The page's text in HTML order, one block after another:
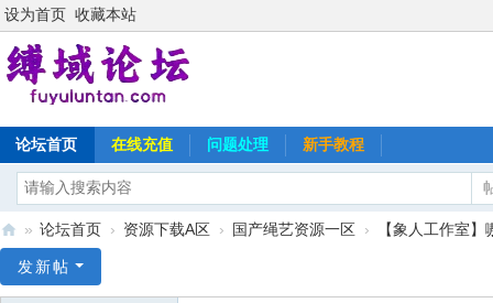
设为首页 收藏本站
论坛首页 在线充值 问题处理 新手教程
域
» 论坛首页 › 资源下载A区 › 国产绳艺资源一区 › 【象人工作室
发新帖